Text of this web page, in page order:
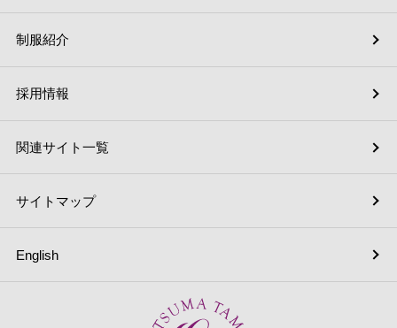
採用情報
English
関連サイト一覧
制服紹介
サイトマップ